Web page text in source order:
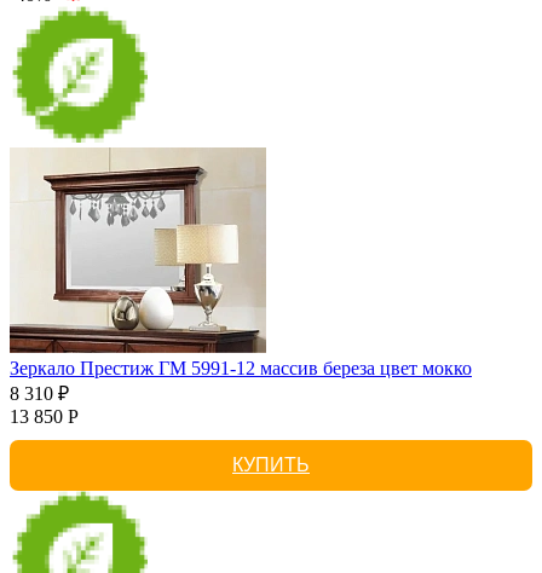
Зеркало Престиж ГМ 5991-12 массив береза цвет мокко
8 310 ₽
13 850 Р
КУПИТЬ